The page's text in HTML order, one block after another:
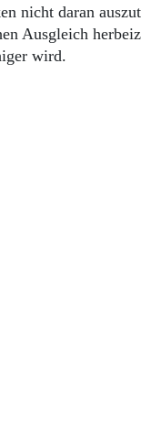
nicht daran
Ausgleich
wird.